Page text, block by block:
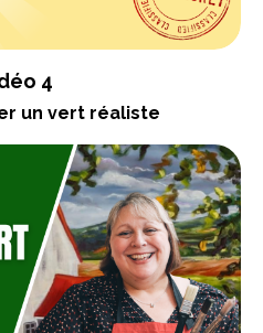
4
un vert réaliste